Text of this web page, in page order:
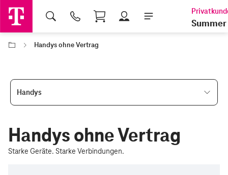
Shopping Cart
Summer
Handys ohne Vertrag
Handys
Handys ohne Vertrag
Starke Geräte. Starke Verbindungen.